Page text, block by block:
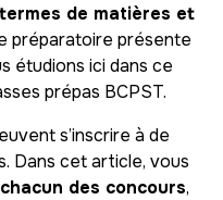
de matières et
préparatoire présente
étudions ici dans ce
prépas BCPST.
s’inscrire à de
Dans cet article, vous
des concours,